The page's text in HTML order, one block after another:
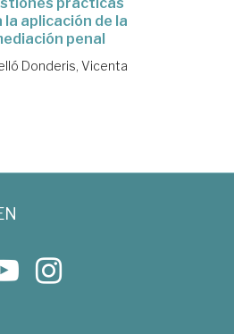
la aplicación de la
penal
Donderis, Vicenta